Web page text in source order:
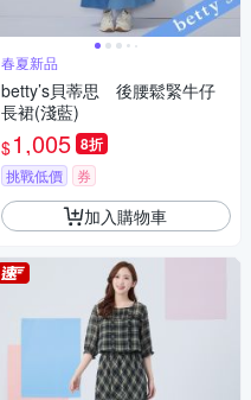
春夏新品
betty’s貝蒂思 後腰鬆緊牛仔
長裙(淺藍)
$1,005 8折
挑戰低價 券
加入購物車